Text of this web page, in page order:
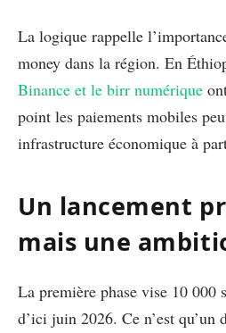
La logique rappelle
money dans la région. En
Binance et le birr numérique
point les paiements mobiles
infrastructure économique à
Un lancement
mais une
La première phase vise 10 000
d’ici juin 2026. Ce n’est qu’un